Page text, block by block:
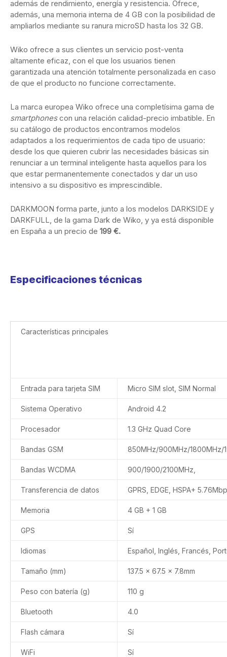
además de rendimiento, energía y resistencia. Ofrece,
además, una memoria interna de 4 GB con la posibilidad de
ampliarlos mediante su ranura microSD hasta los 32 GB.
Wiko ofrece a sus clientes un servicio post-venta
altamente eficaz, con el que los usuarios tienen
garantizada una atención totalmente personalizada en caso
de que el producto no funcione correctamente.
La marca europea Wiko ofrece una completísima gama de
smartphonescon una relación calidad-precio imbatible. En
su catálogo de productos encontramos modelos
adaptados a los requerimientos de cada tipo de usuario:
desde los que quieren cubrir las necesidades básicas sin
renunciar a un terminal inteligente hasta aquellos para los
que estar permanentemente conectados y dar un uso
intensivo a su dispositivo es imprescindible.
DARKMOON forma parte, junto a los modelos DARKSIDE y
DARKFULL, de la gama Dark de Wiko, y ya está disponible
en España a un precio de 199 €.
Especificaciones técnicas
Características principales
Entrada para tarjeta SIM Micro SIM slot, SIM Normal
Sistema Operativo Android 4.2
Procesador 1.3 GHz Quad Core
Bandas GSM 850MHz/900MHz/1800MHz/
Bandas WCDMA 900/1900/2100MHz,
Transferencia de datos GPRS, EDGE, HSPA+
Memoria 4 GB + 1 GB
GPS Sí
Idiomas Español, Inglés, Francés,
Tamaño (mm) 137.5 x 67.5 x 7.8mm
Peso con batería (g) 110 g
Bluetooth 4.0
Flash cámara Sí
WiFi Sí